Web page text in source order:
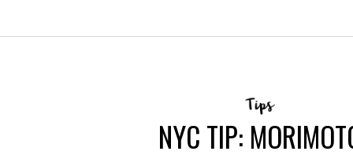
NYC TIP: